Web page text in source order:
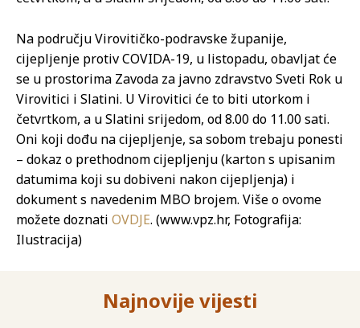
Na području Virovitičko-podravske županije,
cijepljenje protiv COVIDA-19, u listopadu, obavljat će
se u prostorima Zavoda za javno zdravstvo Sveti Rok u
Virovitici i Slatini. U Virovitici će to biti utorkom i
četvrtkom, a u Slatini srijedom, od 8.00 do 11.00 sati.
Oni koji dođu na cijepljenje, sa sobom trebaju ponesti
– dokaz o prethodnom cijepljenju (karton s upisanim
datumima koji su dobiveni nakon cijepljenja) i
dokument s navedenim MBO brojem. Više o ovome
možete doznati OVDJE. (www.vpz.hr, Fotografija:
Ilustracija)
Najnovije vijesti